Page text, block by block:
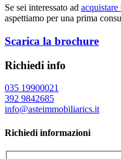
Se sei interessato ad
aspettiamo per una prima
Scarica la brochure
Richiedi info
035 19900021
392 9842685
info@asteimmobiliarics.it
Richiedi informazioni